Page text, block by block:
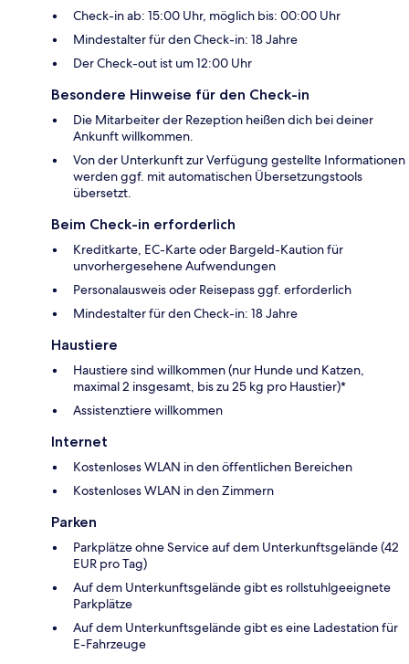
Check-in ab: 15:00 Uhr, möglich bis: 00:00 Uhr
Mindestalter für den Check-in: 18 Jahre
Der Check-out ist um 12:00 Uhr
Besondere Hinweise für den Check-in
Die Mitarbeiter der Rezeption heißen dich bei deiner
Ankunft willkommen.
Von der Unterkunft zur Verfügung gestellte Informationen
werden ggf. mit automatischen Übersetzungstools
übersetzt.
Beim Check-in erforderlich
Kreditkarte, EC-Karte oder Bargeld-Kaution für
unvorhergesehene Aufwendungen
Personalausweis oder Reisepass ggf. erforderlich
Mindestalter für den Check-in: 18 Jahre
Haustiere
Haustiere sind willkommen (nur Hunde und Katzen,
maximal 2 insgesamt, bis zu 25 kg pro Haustier)*
Assistenztiere willkommen
Internet
Kostenloses WLAN in den öffentlichen Bereichen
Kostenloses WLAN in den Zimmern
Parken
Parkplätze ohne Service auf dem Unterkunftsgelände (42
EUR pro Tag)
Auf dem Unterkunftsgelände gibt es rollstuhlgeeignete
Parkplätze
Auf dem Unterkunftsgelände gibt es eine Ladestation für
E-Fahrzeuge